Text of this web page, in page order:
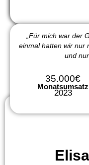
„Für mich war der
einmal hatten wir nur
und
35.000€
Monatsumsatz
2023